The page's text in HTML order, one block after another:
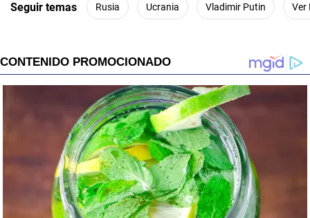
Seguir temas Rusia Ucrania Vladimir Putin Ver